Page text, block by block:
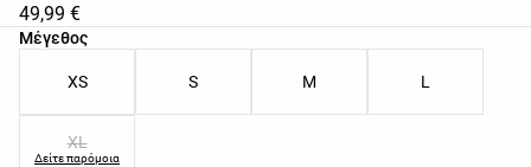
49,99 €
Μέγεθος
Λίστα μεγεθών προϊόντος
XS S M L
XL
Δείτε παρόμοια